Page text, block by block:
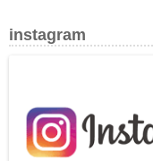
instagram